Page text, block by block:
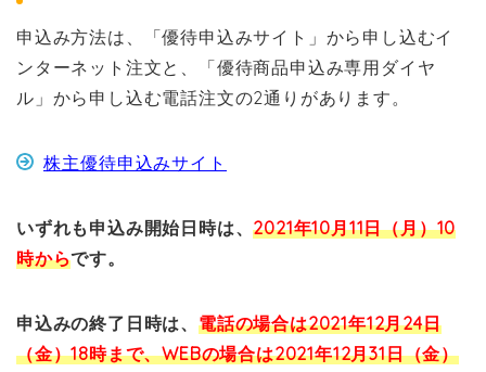
申込み方法は、「優待申込みサイト」から申し込むイ
ンターネット注文と、「優待商品申込み専用ダイヤ
ル」から申し込む電話注文の2通りがあります。
株主優待申込みサイト
いずれも申込み開始日時は、2021年10月11日（月）10
時からです。
申込みの終了日時は、 電話の場合は2021年12月24日
（金）18時まで、WEBの場合は2021年12月31日（金）